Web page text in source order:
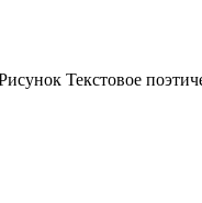
Текстовое